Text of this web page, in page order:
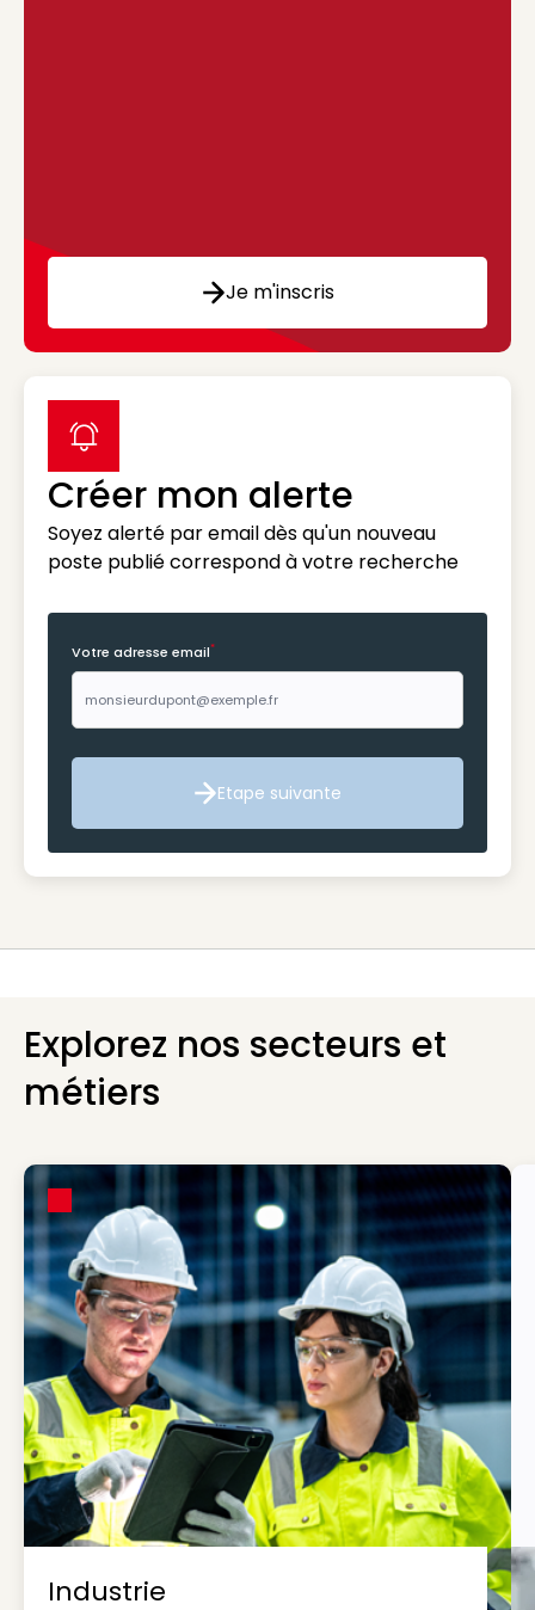
Je m'inscris
Créer mon alerte
Soyez alerté par email dès qu'un nouveau
poste publié correspond à votre recherche
label icon
Votre adresse email*
Etape suivante
Etape suivante
Explorez nos secteurs et
métiers
Industrie